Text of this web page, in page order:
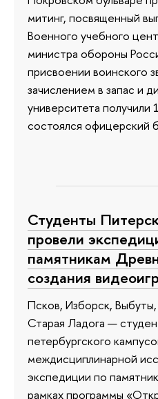
митинг, посвященный
Военного учебного
министра обороны
присвоении воинского
зачислением в запас и
университета получили
состоялся офицерский
Студенты
провели
памятникам
создания
Псков, Изборск,
Старая Ладога —
петербургского
междисциплинарной
экспедиции по
рамках программы